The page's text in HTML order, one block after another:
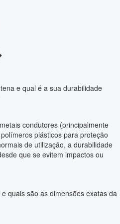
e qual é a sua durabilidade
condutores (principalmente
plásticos para proteção
de utilização, a durabilidade
que se evitem impactos ou
quais são as dimensões exatas da